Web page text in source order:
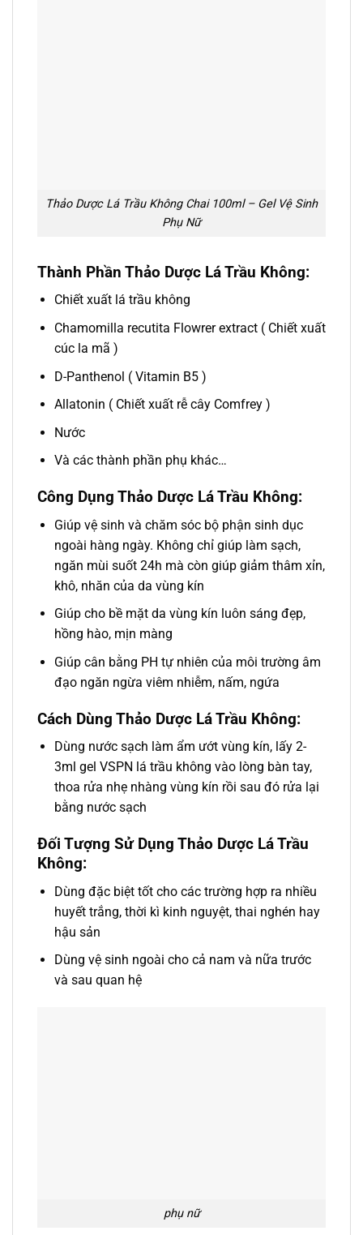
Thảo Dược Lá Trầu Không Chai 100ml – Gel Vệ Sinh
Phụ Nữ
Thành Phần Thảo Dược Lá Trầu Không:
Chiết xuất lá trầu không
Chamomilla recutita Flowrer extract ( Chiết xuất
cúc la mã )
D-Panthenol ( Vitamin B5 )
Allatonin ( Chiết xuất rễ cây Comfrey )
Nước
Và các thành phần phụ khác…
Công Dụng Thảo Dược Lá Trầu Không:
Giúp vệ sinh và chăm sóc bộ phận sinh dục
ngoài hàng ngày. Không chỉ giúp làm sạch,
ngăn mùi suốt 24h mà còn giúp giảm thâm xỉn,
khô, nhăn của da vùng kín
Giúp cho bề mặt da vùng kín luôn sáng đẹp,
hồng hào, mịn màng
Giúp cân bằng PH tự nhiên của môi trường âm
đạo ngăn ngừa viêm nhiễm, nấm, ngứa
Cách Dùng Thảo Dược Lá Trầu Không:
Dùng nước sạch làm ẩm ướt vùng kín, lấy 2-
3ml gel VSPN lá trầu không vào lòng bàn tay,
thoa rửa nhẹ nhàng vùng kín rồi sau đó rửa lại
bằng nước sạch
Đối Tượng Sử Dụng Thảo Dược Lá Trầu
Không:
Dùng đặc biệt tốt cho các trường hợp ra nhiều
huyết trắng, thời kì kinh nguyệt, thai nghén hay
hậu sản
Dùng vệ sinh ngoài cho cả nam và nữa trước
và sau quan hệ
phụ nữ